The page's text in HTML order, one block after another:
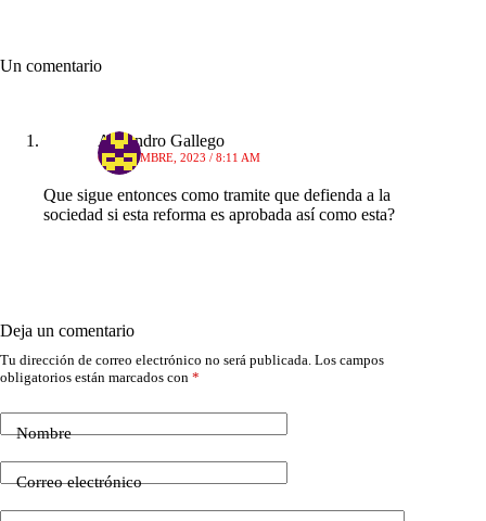
Un comentario
Alejandro Gallego
6 DICIEMBRE, 2023 / 8:11 AM
Que sigue entonces como tramite que defienda a la
sociedad si esta reforma es aprobada así como esta?
Deja un comentario
Tu dirección de correo electrónico no será publicada. Los campos
obligatorios están marcados con *
Nombre
Correo electrónico